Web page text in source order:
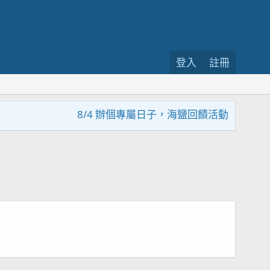
登入 註冊
8/4 辦個專屬日子，海鹽回饋活動，大家趕緊來